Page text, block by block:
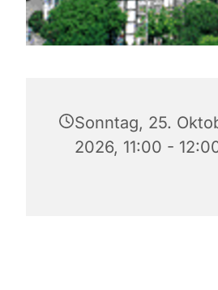
Sonntag, 25.
2026, 11:00 -